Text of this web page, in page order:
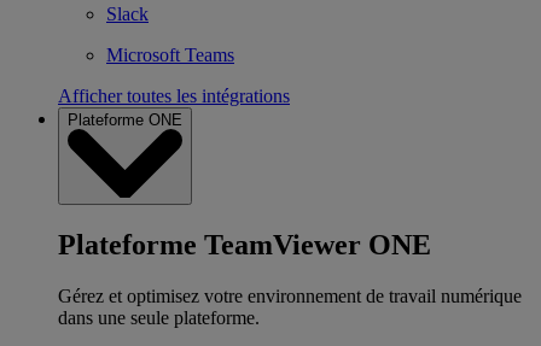
Slack
Microsoft Teams
Afficher toutes les intégrations
Plateforme ONE
Plateforme TeamViewer ONE
Gérez et optimisez votre environnement de travail numérique
dans une seule plateforme.